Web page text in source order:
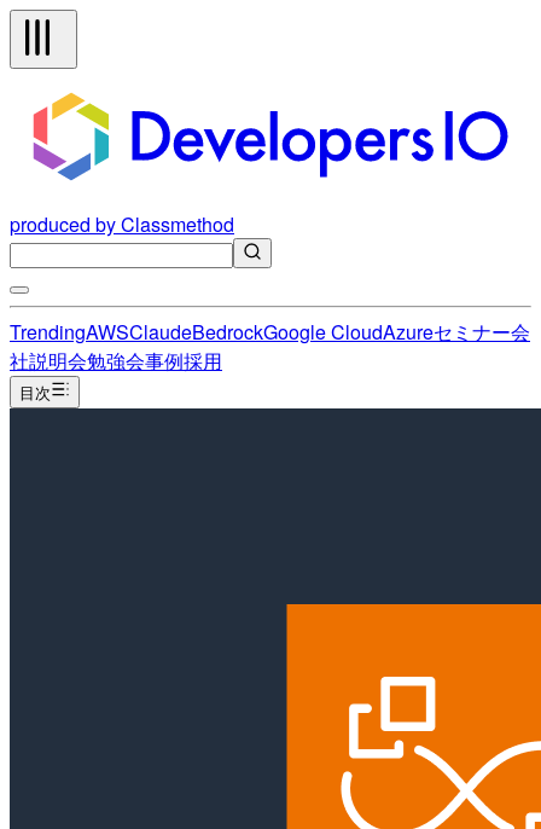
produced by Classmethod
TrendingAWSClaudeBedrockGoogle CloudAzureセミナー会
社説明会勉強会事例採用
目次